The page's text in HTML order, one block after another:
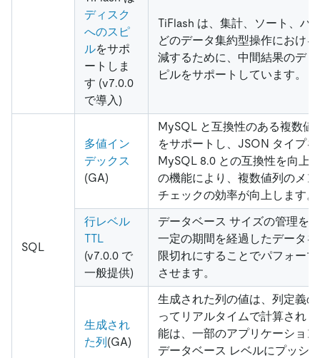
ディスク
へのスピ
ルをサポ
ートしま
す (v7.0.0
で導入)
TiFlash は、集計、ソート、ハ
どのデータ集約型操作におけ
減するために、中間結果のデ
ピルをサポートしています。
SQL
多値イン
デックス
(GA)
MySQL と互換性のある複数値
をサポートし、JSON タイプ
MySQL 8.0 との互換性を向上
の機能により、複数値列のメ
チェックの効率が向上します。
行レベル
TTL
(v7.0.0 で
一般提供)
データベース サイズの管理を
一定の期間を経過したデータ
限切れにすることでパフォー
させます。
生成され
た列(GA)
生成された列の値は、列定義
ってリアルタイムで計算され
能は、一部のアプリケーショ
データベース レベルにプッシ